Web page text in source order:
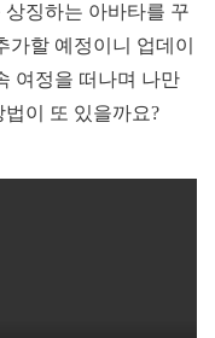
징하는 아바타를 꾸
할 예정이니 업데이
여정을 떠나며 나만
이 또 있을까요?